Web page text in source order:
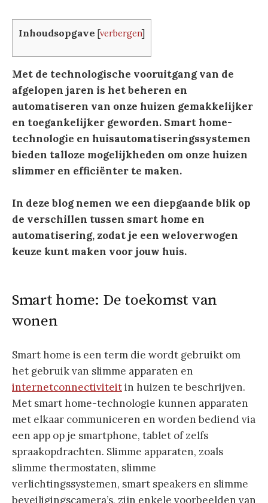
Inhoudsopgave [verbergen]
Met de technologische vooruitgang van de
afgelopen jaren is het beheren en
automatiseren van onze huizen gemakkelijker
en toegankelijker geworden. Smart home-
technologie en huisautomatiseringssystemen
bieden talloze mogelijkheden om onze huizen
slimmer en efficiënter te maken.
In deze blog nemen we een diepgaande blik op
de verschillen tussen smart home en
automatisering, zodat je een weloverwogen
keuze kunt maken voor jouw huis.
Smart home: De toekomst van
wonen
Smart home is een term die wordt gebruikt om
het gebruik van slimme apparaten en
internetconnectiviteitin huizen te beschrijven.
Met smart home-technologie kunnen apparaten
met elkaar communiceren en worden bediend via
een app op je smartphone, tablet of zelfs
spraakopdrachten. Slimme apparaten, zoals
slimme thermostaten, slimme
verlichtingssystemen, smart speakers en slimme
beveiligingscamera’s, zijn enkele voorbeelden van